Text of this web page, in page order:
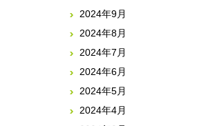
2024年9月
2024年8月
2024年7月
2024年6月
2024年5月
2024年4月